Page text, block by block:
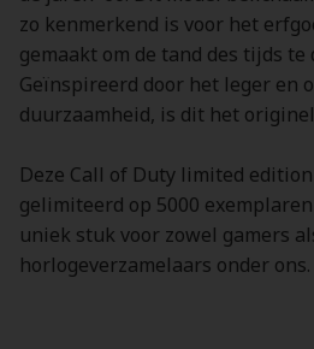
zo kenmerkend is voor het
gemaakt om de tand des tijds te
Geïnspireerd door het leger en
duurzaamheid, is dit het
Deze Call of Duty limited
gelimiteerd op 5000
uniek stuk voor zowel gamers
horlogeverzamelaars onder ons.